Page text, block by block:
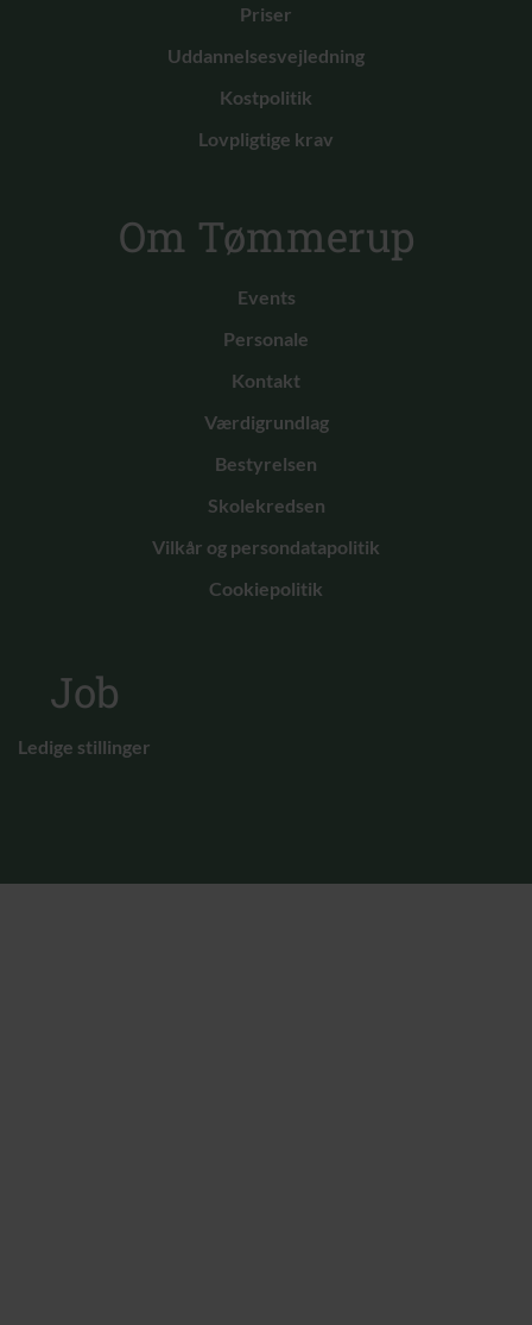
Priser
Uddannelsesvejledning
Kostpolitik
Lovpligtige krav
Om Tømmerup
Events
Personale
Kontakt
Værdigrundlag
Bestyrelsen
Skolekredsen
Vilkår og persondatapolitik
Cookiepolitik
Job
Ledige stillinger